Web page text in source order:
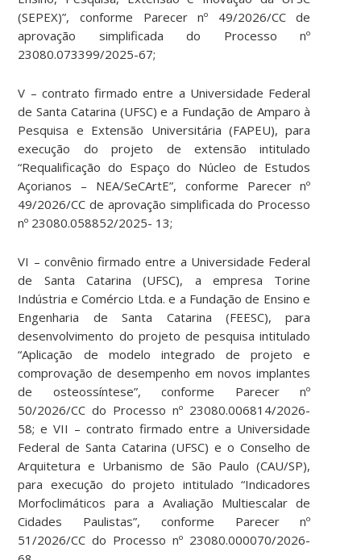
(SEPEX)”, conforme Parecer nº 49/2026/CC de
aprovação simplificada do Processo nº
23080.073399/2025-67;
V – contrato firmado entre a Universidade Federal
de Santa Catarina (UFSC) e a Fundação de Amparo à
Pesquisa e Extensão Universitária (FAPEU), para
execução do projeto de extensão intitulado
“Requalificação do Espaço do Núcleo de Estudos
Açorianos – NEA/SeCArtE”, conforme Parecer nº
49/2026/CC de aprovação simplificada do Processo
nº 23080.058852/2025- 13;
VI – convênio firmado entre a Universidade Federal
de Santa Catarina (UFSC), a empresa Torine
Indústria e Comércio Ltda. e a Fundação de Ensino e
Engenharia de Santa Catarina (FEESC), para
desenvolvimento do projeto de pesquisa intitulado
“Aplicação de modelo integrado de projeto e
comprovação de desempenho em novos implantes
de osteossíntese”, conforme Parecer nº
50/2026/CC do Processo nº 23080.006814/2026-
58; e VII – contrato firmado entre a Universidade
Federal de Santa Catarina (UFSC) e o Conselho de
Arquitetura e Urbanismo de São Paulo (CAU/SP),
para execução do projeto intitulado “Indicadores
Morfoclimáticos para a Avaliação Multiescalar de
Cidades Paulistas”, conforme Parecer nº
51/2026/CC do Processo nº 23080.000070/2026-